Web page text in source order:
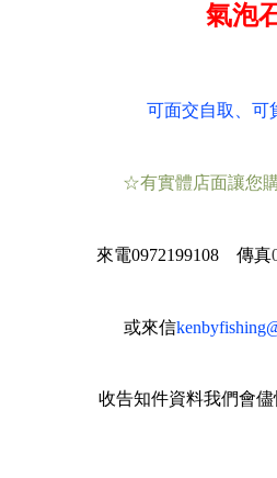
氣泡
可面交自取 、
☆有實體店面讓您
來電0972199108 傳真
或來信
收告知件資料我們會